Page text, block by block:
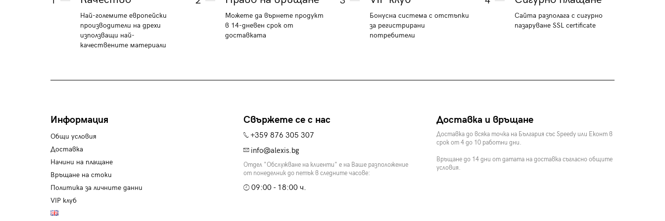
Най-големите европейски
производители на дрехи
използващи най-
качествените материали
Можете да върнете продукт
в 14-дневен срок от
доставката
Бонусна система с отстъпки
за регистрирани
потребители
Сайта разполага с сигурно
пазаруване SSL certificate
Информация
Общи условия
Доставка
Начини на плащане
Връщане на стоки
Политика за личните данни
VIP клуб
Свържете се с нас
+359 876 305 307
info@alexis.bg
Отдел "Обслужване на клиенти" е на Ваше разположение
от понеделник до петък в следните часове:
09:00 - 18:00 ч.
Доставка и връщане
Доставка до всяка точка на България със Speedy или Еконт в
срок от 4 до 10 работни дни.
Връщане до 14 дни от датата на доставка съгласно общите
условия.